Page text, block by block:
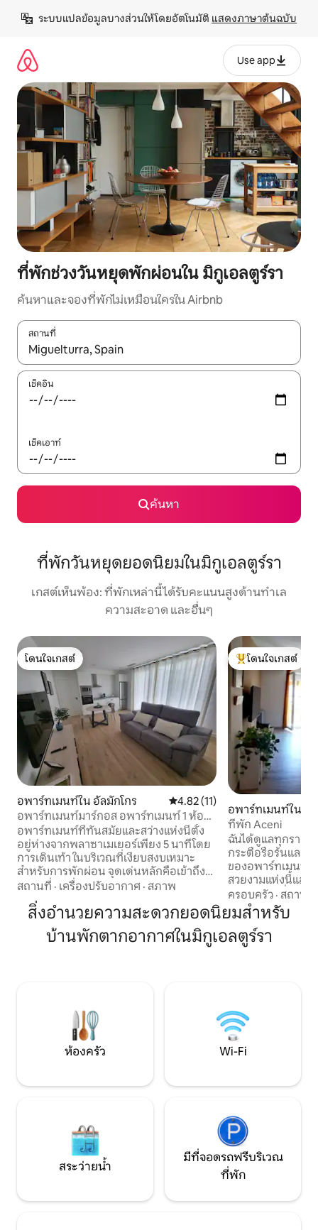
เนื้อหา
ระบบแปลข้อมูลบางส่วนให้โดยอัตโนมัติ แสดงภาษาต้นฉบับ
Use app
ที่พักช่วงวันหยุดพักผ่อนใน มิกูเอลตูร์รา
ค้นหาและจองที่พักไม่เหมือนใครใน Airbnb
สถานที่
ใช้ลูกศรขึ้นลง หรือใช้การสัมผัสหรือปัด เพื่อสำรวจผลการค้นหา
เช็คอิน
เช็คเอาท์
ค้นหา
ที่พักวันหยุดยอดนิยมในมิกูเอลตูร์รา
เกสต์เห็นพ้อง: ที่พักเหล่านี้ได้รับคะแนนสูงด้านทำเล
ความสะอาด และอื่นๆ
โดนใจเกสต์
โดนใจเกสต์
อพาร์ทเมนท์ใน อัลมักโกร คะแนนเฉลี่ย 4.82 จาก 5, 11 รีวิว
4.82 (11)
อพาร์ทเมนท์มาร์กอส อพาร์ทเมนท์ 1 ห้อง
นอน...
อพาร์ทเมนท์ที่ทันสมัยและสว่างแห่งนี้ตั้ง
อยู่ห่างจากพลาซาเมเยอร์เพียง 5 นาทีโดย
การเดินเท้า ในบริเวณที่เงียบสงบเหมาะ
สำหรับการพักผ่อน จุดเด่นหลักคือเข้าถึง
ลานระเบียงพร้อมสวนได้โดยตรง เหมาะ
สำหรับรับประทานอาหารเช้ากลางแจ้งหรือ
พักผ่อนหลังเที่ยวชมสถานที่ ห้องนั่งเล่น-
รับประทานอาหารที่ทันสมัยและอบอุ่น มี
โซฟาที่สะดวกสบายมาก ทีวีจอแบน และ
พื้นที่รับประทานอาหาร หน้าต่างบานกว้าง
วางอย่างดี มีเตียงกว้าง ชุดเครื่องนอน
คุณภาพ และตู้เสื้อผ้าขนาดใหญ่ เพื่อให้
มั่นใจว่าคุณจะนอนหลับสบายอย่างสมบูรณ์
แบบและได้รับประสบการณ์ที่ไม่เหมือนใคร
ถึงได้โดยตรงจากภายในผ่านหน้าต่างบาน
สว่าง และมีความเป็นอยู่ที่ดีอย่างเป็น
ต้องการความสะดวกสบาย การออกแบบที่
ดี และพื้นที่กลางแจ้งที่แตกต่าง เหมาะ
การเข้าพักของนักท่องเที่ยวที่มีคุณภาพ - อ
สถานที่ · เครื่องปรับอากาศ · สภาพ
โดนใจเกสต์ที่สุด
โดนใจเกสต์
อพาร์ทเมนท์ใน ซิว
ที่พัก Aceni
ฉันได้ดูแลทุกรายล
กระตือรือร้นและค
ของอพาร์ทเมนท์ที่
สวยงามแห่งนี้และ
เพลิดเพลินที่บ้าน
และสดใส เครื่องท
ปรับอากาศส่วนกลาง มีเตียงเด็
สำหรับเด็กที่มี
ที่มองเห็นมหาวิหาร บริการทุกประเภท
สาธารณะ ใบอนุญา
ครอบครัว · สถานที่
สิ่งอำนวยความสะดวกยอดนิยมสำหรับ
บ้านพักตากอากาศในมิกูเอลตูร์รา
ห้องครัว Wi-Fi
สระว่ายน้ำ
มีที่จอดรถฟรีบริเวณ
ที่พัก